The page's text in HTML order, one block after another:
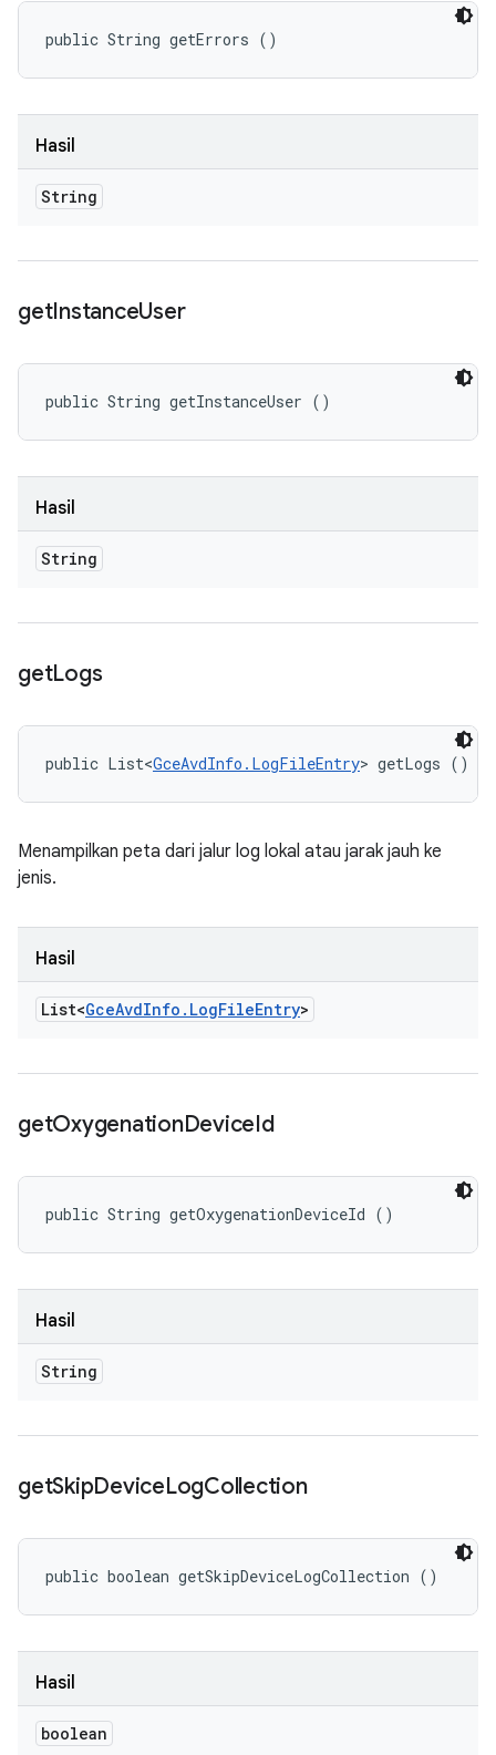
public String getErrors ()
Hasil
String
getInstanceUser
public String getInstanceUser ()
Hasil
String
getLogs
public List<GceAvdInfo.LogFileEntry> getLogs ()
Menampilkan peta dari jalur log lokal atau jarak jauh ke
jenis.
Hasil
List<GceAvdInfo . LogFileEntry>
getOxygenationDeviceId
public String getOxygenationDeviceId ()
Hasil
String
getSkipDeviceLogCollection
public boolean getSkipDeviceLogCollection ()
Hasil
boolean